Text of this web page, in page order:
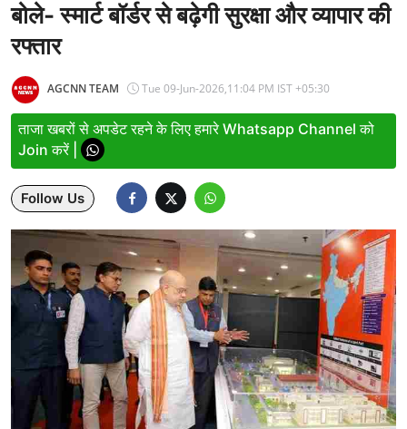
Relationship
Education
Defence & Security
Environment
Lifestyle
Health
Development
Career
Literature
Tour & Travel
History Speaks
बोले- स्मार्ट बॉर्डर से बढ़ेगी सुरक्षा और व्यापार की
रफ्तार
AGCNN TEAM Tue 09-Jun-2026,11:04 PM IST +05:30
ताजा खबरों से अपडेट रहने के लिए हमारे Whatsapp Channel को
Join करें |
Follow Us